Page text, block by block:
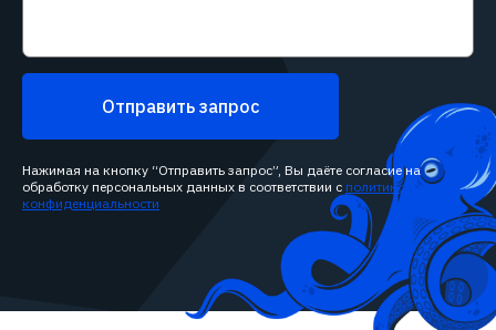
Отправить запрос
Нажимая на кнопку “Отправить запрос”, Вы даёте согласие на
обработку персональных данных в соответствии с политикой
конфиденциальности